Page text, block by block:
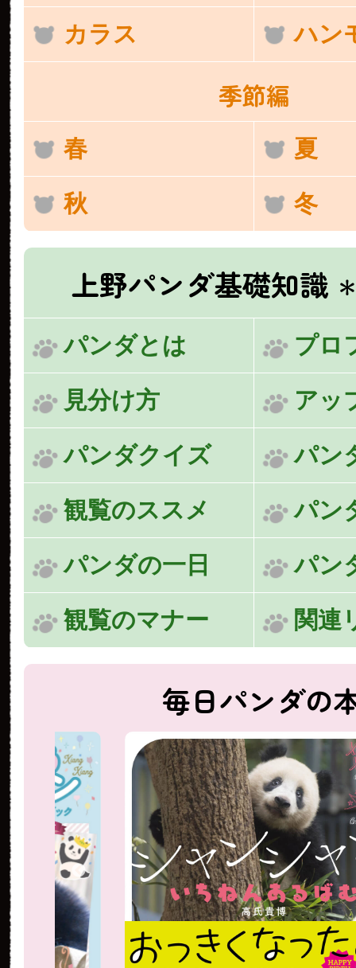
カラス ハン
季節編
春 夏
秋 冬
上野パンダ基礎知識
パンダとは プロ
見分け方 アッ
パンダクイズ パン
観覧のススメ パン
パンダの一日 パン
観覧のマナー 関連
毎日パンダの